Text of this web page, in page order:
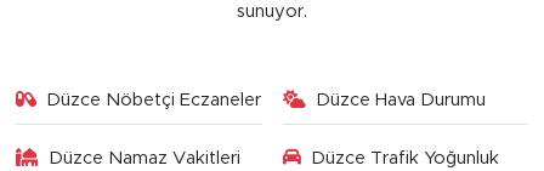
sunuyor.
Düzce Nöbetçi Eczaneler Düzce Hava Durumu
Düzce Namaz Vakitleri
Düzce Trafik Yoğunluk